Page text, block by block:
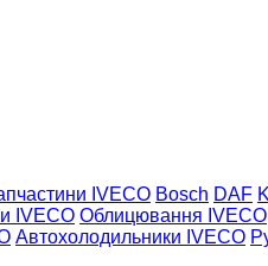
IVECO Bosch DAF
IVECO Облицювання IVECO
Автохолодильники IVECO